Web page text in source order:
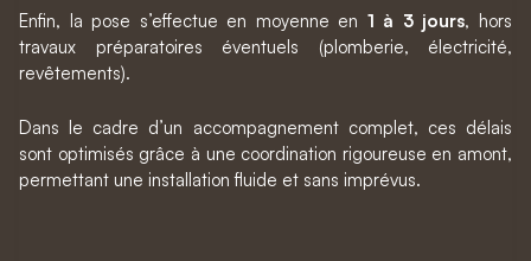
Enfin, la pose s’effectue en moyenne en 1 à 3 jours, hors
travaux préparatoires éventuels (plomberie, électricité,
revêtements).
Dans le cadre d’un accompagnement complet, ces délais
sont optimisés grâce à une coordination rigoureuse en amont,
permettant une installation fluide et sans imprévus.